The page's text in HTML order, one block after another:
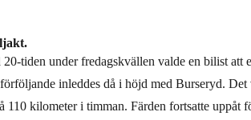
tiden under fredagskvällen valde en bilist att
inleddes då i höjd med Burseryd. Det
110 kilometer i timman. Färden fortsatte uppåt